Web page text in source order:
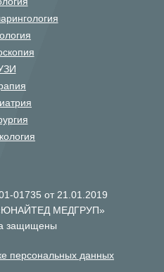
01735 от 21.01.2019
МЕДГРУП»
защищены
персональных данных